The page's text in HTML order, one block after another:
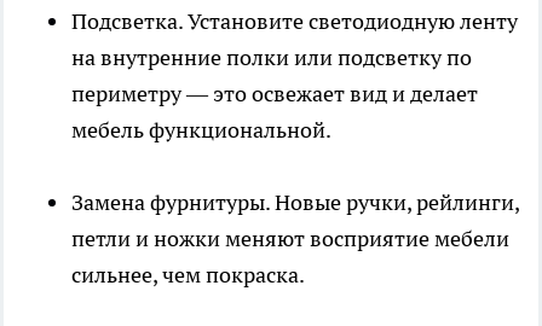
Подсветка. Установите светодиодную ленту
на внутренние полки или подсветку по
периметру — это освежает вид и делает
мебель функциональной.
Замена фурнитуры. Новые ручки, рейлинги,
петли и ножки меняют восприятие мебели
сильнее, чем покраска.